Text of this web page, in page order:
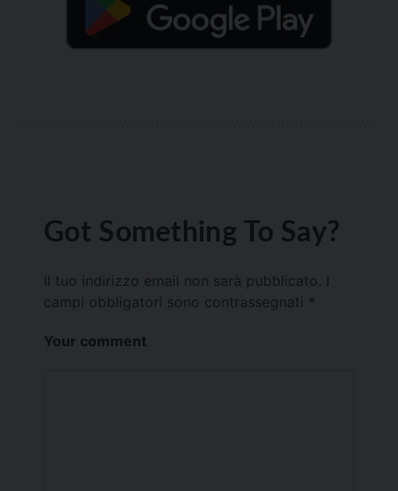
Got Something To Say?
Il tuo indirizzo email non sarà pubblicato.
campi obbligatori sono contrassegnati *
Your comment